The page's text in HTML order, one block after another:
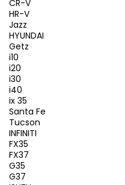
CR-V
HR-V
Jazz
HYUNDAI
Getz
i10
i20
i30
i40
ix 35
Santa Fe
Tucson
INFINITI
FX35
FX37
G35
G37